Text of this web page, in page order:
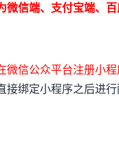
微信端、支付宝端、
微信公众平台注册小
绑定小程序之后进行